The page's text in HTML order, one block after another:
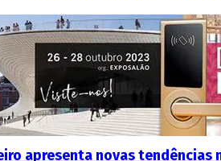
apresenta novas tendências